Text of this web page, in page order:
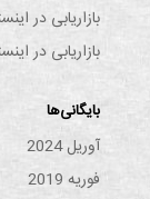
بازاریابی در
بازاریابی در
بایگانی‌ها
آوریل 2024
فوریه 2019